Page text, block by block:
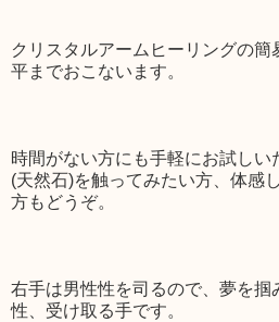
クリスタルアームヒーリングの
平までおこないます。
時間がない方にも手軽にお試し
(天然石)を触ってみたい方、体感
方もどうぞ。
右手は男性性を司るので、夢を掴
性、受け取る手です。